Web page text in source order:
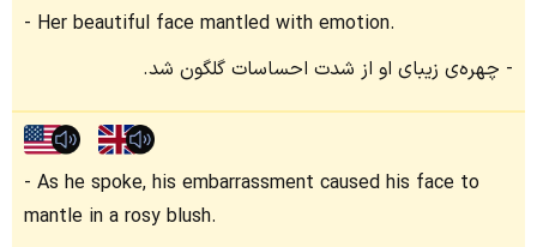
Her beautiful face mantled with emotion.
چهره‌ی زیبای او از شدت احساسات گلگون شد.
As he spoke, his embarrassment caused his face to
mantle in a rosy blush.